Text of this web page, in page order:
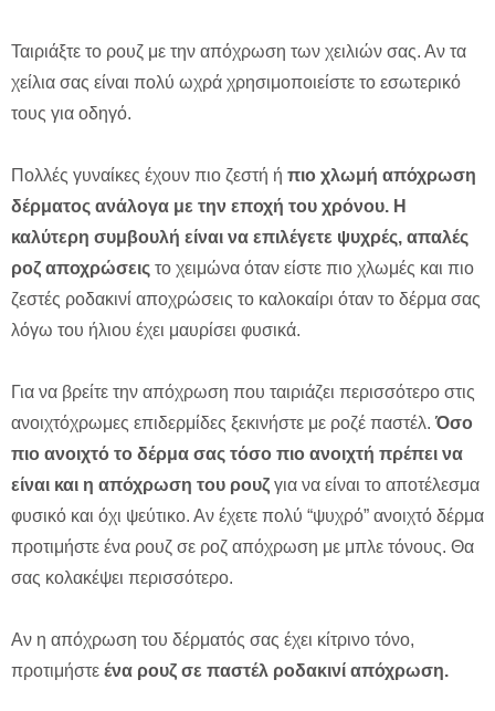
Ταιριάξτε το ρουζ με την απόχρωση των χειλιών σας. Αν τα
χείλια σας είναι πολύ ωχρά χρησιμοποιείστε το εσωτερικό
τους για οδηγό.
Πολλές γυναίκες έχουν πιο ζεστή ή πιο χλωμή απόχρωση
δέρματος ανάλογα με την εποχή του χρόνου. Η
καλύτερη συμβουλή είναι να επιλέγετε ψυχρές, απαλές
ροζ αποχρώσεις το χειμώνα όταν είστε πιο χλωμές και πιο
ζεστές ροδακινί αποχρώσεις το καλοκαίρι όταν το δέρμα σας
λόγω του ήλιου έχει μαυρίσει φυσικά.
Για να βρείτε την απόχρωση που ταιριάζει περισσότερο στις
ανοιχτόχρωμες επιδερμίδες ξεκινήστε με ροζέ παστέλ.Όσο
πιο ανοιχτό το δέρμα σας τόσο πιο ανοιχτή πρέπει να
είναι και η απόχρωση του ρουζ για να είναι το αποτέλεσμα
φυσικό και όχι ψεύτικο. Αν έχετε πολύ “ψυχρό” ανοιχτό δέρμα
προτιμήστε ένα ρουζ σε ροζ απόχρωση με μπλε τόνους. Θα
σας κολακέψει περισσότερο.
Αν η απόχρωση του δέρματός σας έχει κίτρινο τόνο,
προτιμήστε ένα ρουζ σε παστέλ ροδακινί απόχρωση.